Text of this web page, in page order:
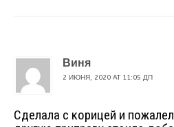
Виня
2 ИЮНЯ, 2020 AT 11:05 ДП
Сделала с корицей и